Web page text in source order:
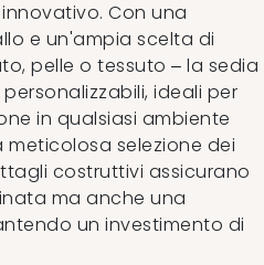
Con una
e un'ampia scelta di
pelle o tessuto – la sedia
ideali per
in qualsiasi ambiente
selezione dei
costruttivi assicurano
ma anche una
un investimento di